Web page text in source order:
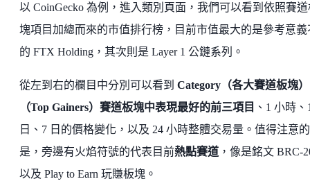
以 CoinGecko 為例，進入類別頁面，我們可以看到依照賽
塊項目加總而來的市值排行榜，目前市值最大的是參考意義
的 FTX Holding，其次則是 Layer 1 公鏈系列。
從左到右的欄目中分別可以看到 Category（各大賽道板塊）
（Top Gainers）賽道板塊中表現最好的前三項目 、1 小時、
日、7 日的價格變化，以及 24 小時整體交易量。值得注意的
是，旁邊有火焰符號的代表目前熱點賽道 ，像是銘文 BRC-
以及 Play to Earn 玩賺板塊。